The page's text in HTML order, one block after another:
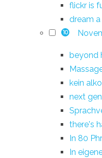
flickr is
dream
10
beyond
kein
next
there's
In 80
In